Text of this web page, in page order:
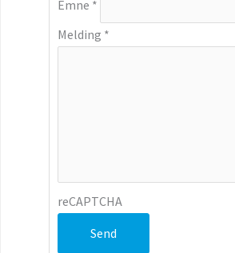
Emne *
Melding *
reCAPTCHA
Send